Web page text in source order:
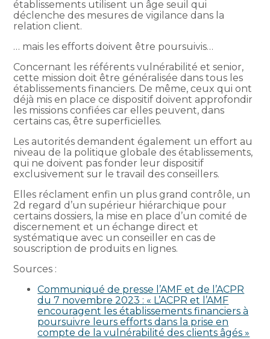
établissements utilisent un âge seuil qui
déclenche des mesures de vigilance dans la
relation client.
… mais les efforts doivent être poursuivis…
Concernant les référents vulnérabilité et senior,
cette mission doit être généralisée dans tous les
établissements financiers. De même, ceux qui ont
déjà mis en place ce dispositif doivent approfondir
les missions confiées car elles peuvent, dans
certains cas, être superficielles.
Les autorités demandent également un effort au
niveau de la politique globale des établissements,
qui ne doivent pas fonder leur dispositif
exclusivement sur le travail des conseillers.
Elles réclament enfin un plus grand contrôle, un
2d regard d’un supérieur hiérarchique pour
certains dossiers, la mise en place d’un comité de
discernement et un échange direct et
systématique avec un conseiller en cas de
souscription de produits en lignes.
Sources :
Communiqué de presse l’AMF et de l’ACPR
du 7 novembre 2023 : « L’ACPR et l’AMF
encouragent les établissements financiers à
poursuivre leurs efforts dans la prise en
compte de la vulnérabilité des clients âgés »